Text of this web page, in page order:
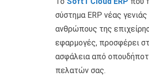
σύστημα ERP νέας
ανθρώπους της
εφαρμογές, προσφέρει
ασφάλεια από
πελατών σας.